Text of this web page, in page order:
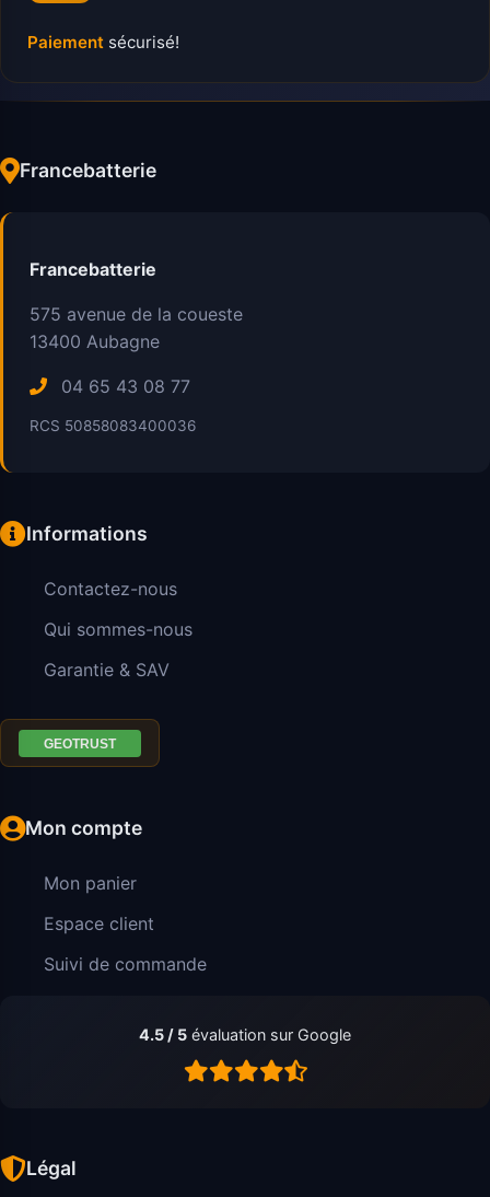
Paiement sécurisé!
Francebatterie
Francebatterie
575 avenue de la coueste
13400 Aubagne
04 65 43 08 77
RCS 50858083400036
Informations
Contactez-nous
Qui sommes-nous
Garantie & SAV
Mon compte
Mon panier
Espace client
Suivi de commande
4.5 / 5 évaluation sur Google
Légal